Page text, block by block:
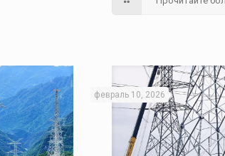
февраль 10, 2026